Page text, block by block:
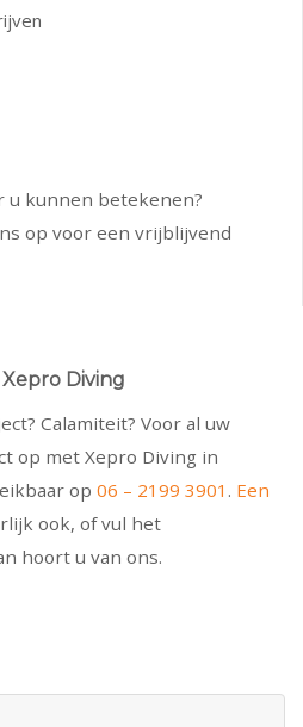
u kunnen betekenen?
op voor een vrijblijvend
Diving
Calamiteit? Voor al uw
op met Xepro Diving in
op 06 – 2199 3901 . Een
ook, of vul het
hoort u van ons.